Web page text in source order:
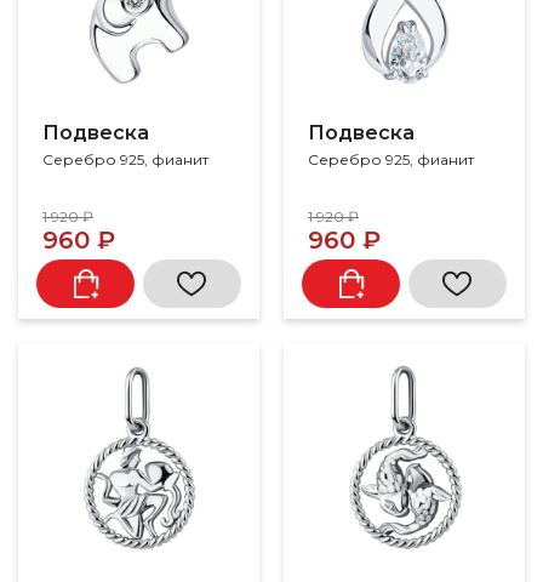
Подвеска
Серебро 925, фианит
1 920 ₽
960 ₽
Подвеска
Серебро 925, фианит
1 920 ₽
960 ₽